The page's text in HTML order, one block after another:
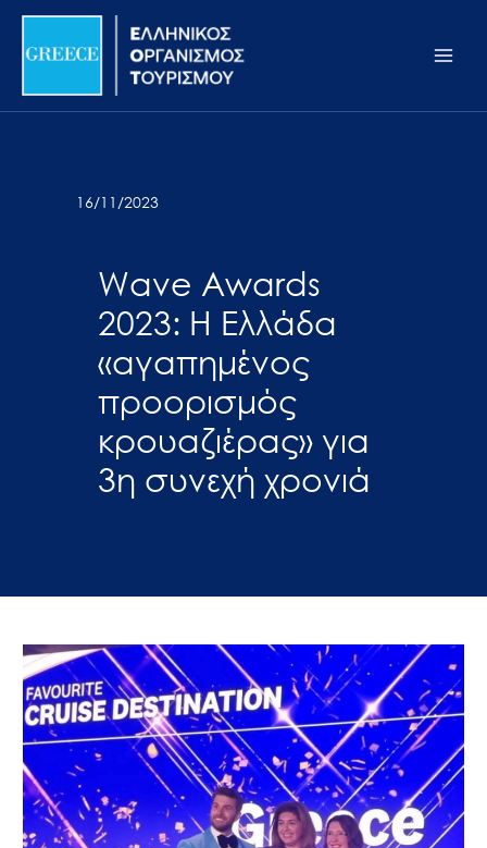
Σημείωση:
ιστότοπος
προσβασιμότητας.
Μετάβαση
περιεχόμενο
16/11/2023
Wave Awards
2023: Η Ελλάδα
«αγαπημένος
προορισμός
κρουαζιέρας» για
3η συνεχή χρονιά